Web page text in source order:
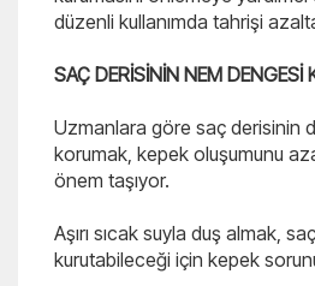
düzenli kullanımda tahrişi
SAÇ DERİSİNİN NEM DENGESİ
Uzmanlara göre saç derisinin
korumak, kepek oluşumunu
önem taşıyor.
Aşırı sıcak suyla duş almak,
kurutabileceği için kepek